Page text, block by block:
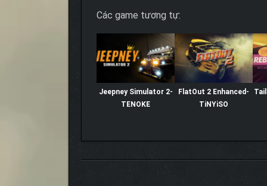
Các game tương tự:
Jeepney Simulator 2-
TENOKE
FlatOut 2 Enhanced-
TiNYiSO